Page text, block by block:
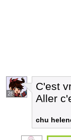
28
C'est
Aller
chu